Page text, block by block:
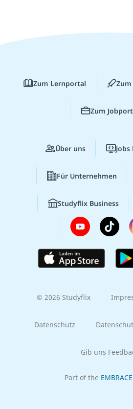
Zum Lernportal
Zum
Über uns
Für Unternehmen
Studyflix Business
© 2026 Studyflix
Datenschutz
Gib uns
Part of the